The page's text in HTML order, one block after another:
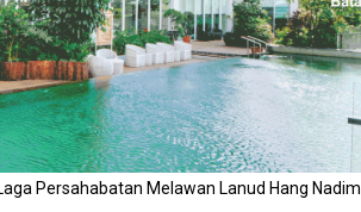
Persahabatan Melawan Lanud Hang Nadim